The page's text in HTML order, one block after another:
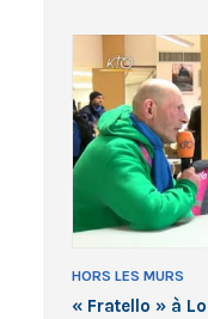
HORS LES MURS
« Fratello » à